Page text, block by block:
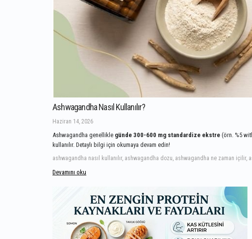
Ashwagandha Nasıl Kullanılır?
Haziran 14, 2026
Ashwagandha genellikle günde 300-600 mg standardize ekstre (örn. %5
kullanılır. Detaylı bilgi için okumaya devam edin!
ashwagandha nasıl kullanılır, ashwagandha dozu, ashwagandha ne zaman içilir,
Devamını oku